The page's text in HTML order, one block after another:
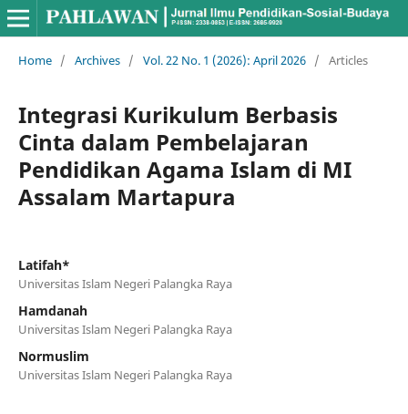
Home / Archives / Vol. 22 No. 1 (2026): April 2026 / Articles
Integrasi Kurikulum Berbasis
Cinta dalam Pembelajaran
Pendidikan Agama Islam di MI
Assalam Martapura
Latifah*
Universitas Islam Negeri Palangka Raya
Hamdanah
Universitas Islam Negeri Palangka Raya
Normuslim
Universitas Islam Negeri Palangka Raya